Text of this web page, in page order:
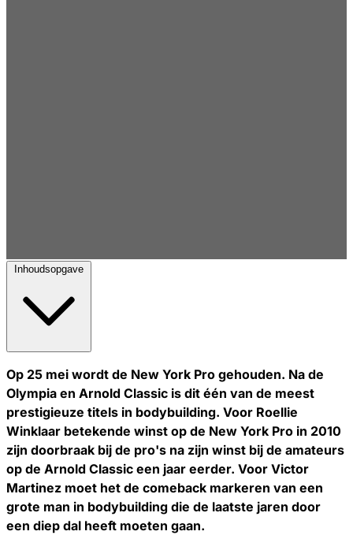
Inhoudsopgave
Op 25 mei wordt de New York Pro gehouden. Na de
Olympia en Arnold Classic is dit één van de meest
prestigieuze titels in bodybuilding. Voor Roellie
Winklaar betekende winst op de New York Pro in 2010
zijn doorbraak bij de pro's na zijn winst bij de amateurs
op de Arnold Classic een jaar eerder. Voor Victor
Martinez moet het de comeback markeren van een
grote man in bodybuilding die de laatste jaren door
een diep dal heeft moeten gaan.